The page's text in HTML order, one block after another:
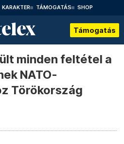
KARAKTER TÁMOGATÁS SHOP
Támogatás
minden feltétel a
NATO-
Törökország